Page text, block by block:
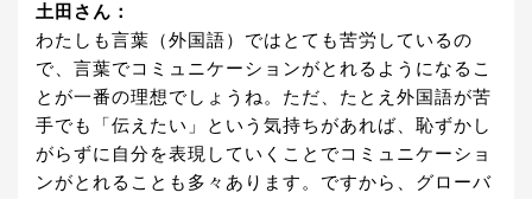
土田さん：
わたしも言葉（外国語）ではとても苦労しているの
で、言葉でコミュニケーションがとれるようになるこ
とが一番の理想でしょうね。ただ、たとえ外国語が苦
手でも「伝えたい」という気持ちがあれば、恥ずかし
がらずに自分を表現していくことでコミュニケーショ
ンがとれることも多々あります。ですから、グローバ